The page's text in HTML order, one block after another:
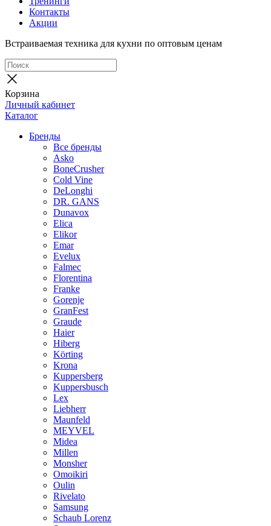
Контакты
Акции
Встраиваемая техника для кухни по оптовым ценам
Корзина
Личный кабинет
Каталог
Бренды
Все бренды
Asko
BoneCrusher
Cold Vine
DeLonghi
DR. GANS
Dunavox
Elica
Elikor
Emar
Evelux
Falmec
Florentina
Franke
Gorenje
GranFest
Graude
Haier
Hiberg
Körting
Krona
Kuppersberg
Kuppersbusch
Lex
Liebherr
Maunfeld
MEYVEL
Midea
Millen
Monsher
Omoikiri
Oulin
Rivelato
Samsung
Schaub Lorenz